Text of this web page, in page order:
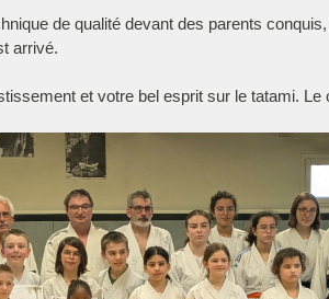
de qualité devant des parents
arrivé.
et votre bel esprit sur le tatami. Le